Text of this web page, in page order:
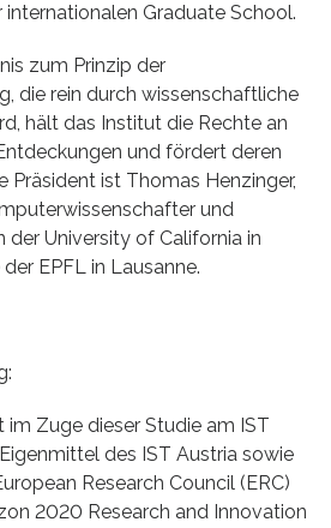
internationalen Graduate School.
zum Prinzip der
die rein durch wissenschaftliche
hält das Institut die Rechte an
und fördert deren
Präsident ist Thomas Henzinger,
und
der University of California in
EPFL in Lausanne.
im Zuge dieser Studie am IST
des IST Austria sowie
Research Council (ERC)
2020 Research and Innovation